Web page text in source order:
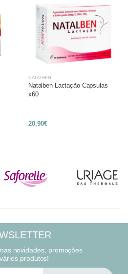
NATALBEN
Natalben Lactação Capsulas
x60
20,90€
novidades, promoções
produtos!